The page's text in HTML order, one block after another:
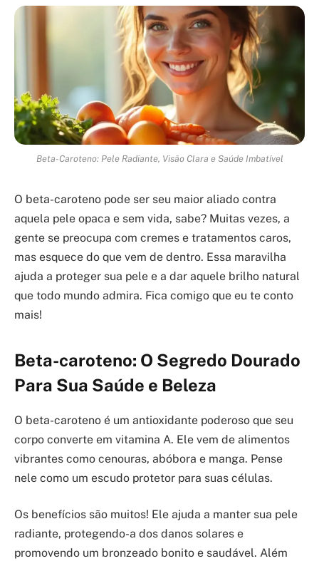
Beta-Caroteno: Pele Radiante, Visão Clara e Saúde Imbatível
O beta-caroteno pode ser seu maior aliado contra
aquela pele opaca e sem vida, sabe? Muitas vezes, a
gente se preocupa com cremes e tratamentos caros,
mas esquece do que vem de dentro. Essa maravilha
ajuda a proteger sua pele e a dar aquele brilho natural
que todo mundo admira. Fica comigo que eu te conto
mais!
Beta-caroteno: O Segredo Dourado
Para Sua Saúde e Beleza
O beta-caroteno é um antioxidante poderoso que seu
corpo converte em vitamina A. Ele vem de alimentos
vibrantes como cenouras, abóbora e manga. Pense
nele como um escudo protetor para suas células.
Os benefícios são muitos! Ele ajuda a manter sua pele
radiante, protegendo-a dos danos solares e
promovendo um bronzeado bonito e saudável. Além